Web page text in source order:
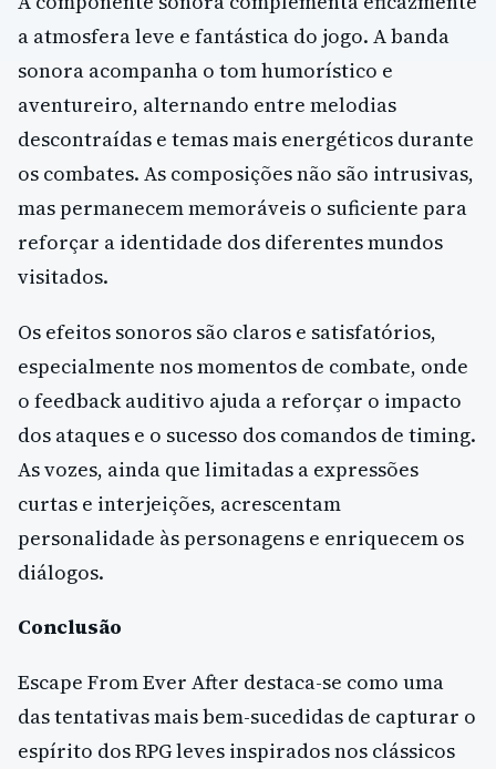
a atmosfera leve e fantástica do jogo. A banda
sonora acompanha o tom humorístico e
aventureiro, alternando entre melodias
descontraídas e temas mais energéticos durante
os combates. As composições não são intrusivas,
mas permanecem memoráveis o suficiente para
reforçar a identidade dos diferentes mundos
visitados.
Os efeitos sonoros são claros e satisfatórios,
especialmente nos momentos de combate, onde
o feedback auditivo ajuda a reforçar o impacto
dos ataques e o sucesso dos comandos de timing.
As vozes, ainda que limitadas a expressões
curtas e interjeições, acrescentam
personalidade às personagens e enriquecem os
diálogos.
Conclusão
Escape From Ever After destaca-se como uma
das tentativas mais bem-sucedidas de capturar o
espírito dos RPG leves inspirados nos clássicos